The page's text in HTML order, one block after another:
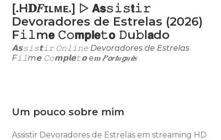
[.H𝐃𝐹ɪʟᴍᴇ.] ▷ 𝗔𝘀𝚜𝚒𝚜𝘁𝚒𝚛
Devoradores de Estrelas (2026)
F𝚒𝚕m𝗲 𝙲𝚘𝗺𝗽𝗹𝗲𝚝𝗼 𝙳u𝚋l𝗮do
𝗔𝘀𝚜𝚒𝚜𝘁𝚒𝚛 𝙾𝚗𝚕𝚒𝚗𝚎 Devoradores de Estrelas
F𝚒𝚕m𝗲 𝙲𝚘𝗺𝗽𝗹𝗲𝚝𝗼 e𝐦 𝑷𝙤𝒓𝙩𝒖𝙜𝒖𝙚̂𝒔
Um pouco sobre mim
Assistir Devoradores de Estrelas em streaming HD